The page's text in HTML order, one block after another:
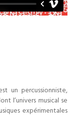
un percussionniste,
l’univers musical se
expérimentales